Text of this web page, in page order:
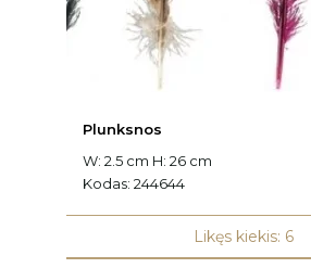
Plunksnos
W: 2.5 cm H: 26 cm
Kodas: 244644
Likęs kiekis: 6